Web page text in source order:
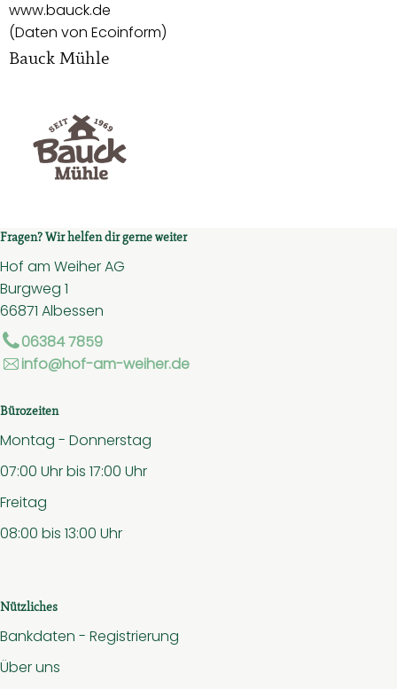
www.bauck.de
(Daten von Ecoinform)
Bauck Mühle
Fragen? Wir helfen dir gerne weiter
Hof am Weiher AG
Burgweg 1
66871 Albessen
06384 7859
info@hof-am-weiher.de
Bürozeiten
Montag - Donnerstag
07:00 Uhr bis 17:00 Uhr
Freitag
08:00 bis 13:00 Uhr
Nützliches
Bankdaten - Registrierung
Über uns